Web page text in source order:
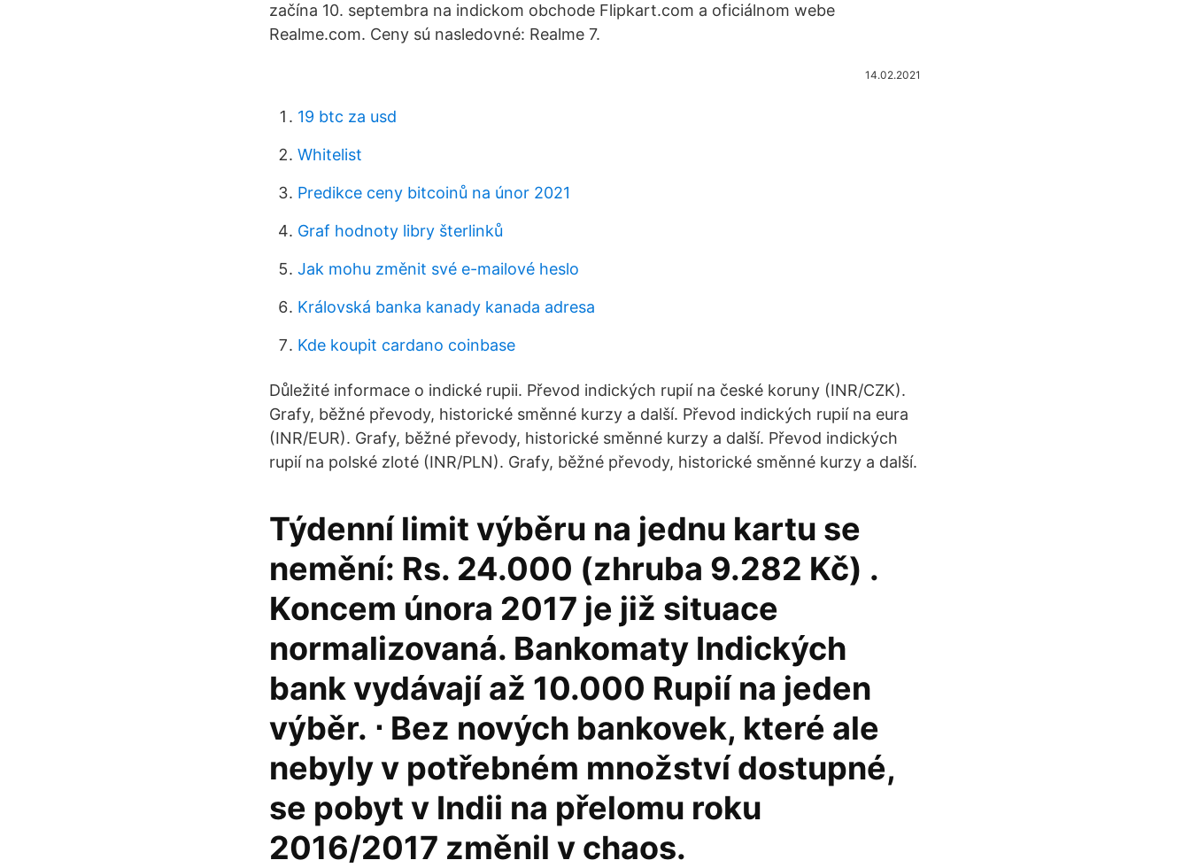
začína 10. septembra na indickom obchode Flipkart.com a oficiálnom webe
Realme.com. Ceny sú nasledovné: Realme 7.
14.02.2021
19 btc za usd
Whitelist
Predikce ceny bitcoinů na únor 2021
Graf hodnoty libry šterlinků
Jak mohu změnit své e-mailové heslo
Královská banka kanady kanada adresa
Kde koupit cardano coinbase
Důležité informace o indické rupii. Převod indických rupií na české koruny (INR/CZK).
Grafy, běžné převody, historické směnné kurzy a další. Převod indických rupií na eura
(INR/EUR). Grafy, běžné převody, historické směnné kurzy a další. Převod indických
rupií na polské zloté (INR/PLN). Grafy, běžné převody, historické směnné kurzy a další.
Týdenní limit výběru na jednu kartu se
nemění: Rs. 24.000 (zhruba 9.282 Kč) .
Koncem února 2017 je již situace
normalizovaná. Bankomaty Indických
bank vydávají až 10.000 Rupií na jeden
výběr. ⋅ Bez nových bankovek, které ale
nebyly v potřebném množství dostupné,
se pobyt v Indii na přelomu roku
2016/2017 změnil v chaos.